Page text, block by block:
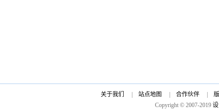
关于我们 |站点地图 |合作伙伴 |
Copyright © 2007-2019